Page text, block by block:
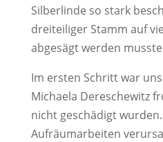
Silberlinde so stark
dreiteiliger Stamm auf
abgesägt werden
Im ersten Schritt war
Michaela Dereschewitz
nicht geschädigt
Aufräumarbeiten